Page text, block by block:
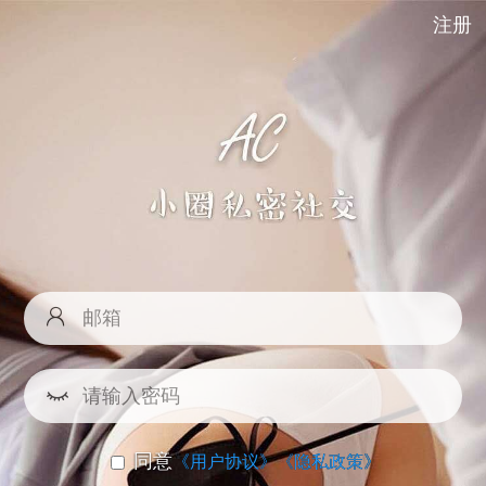
注册
同意《用户协议》《隐私政策》